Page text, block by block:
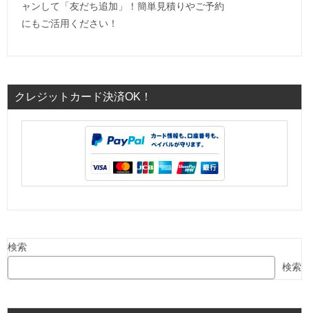
ャンして「友だち追加」！簡単見積りやご予約
にもご活用ください！
クレジットカード決済OK！
検索
検索